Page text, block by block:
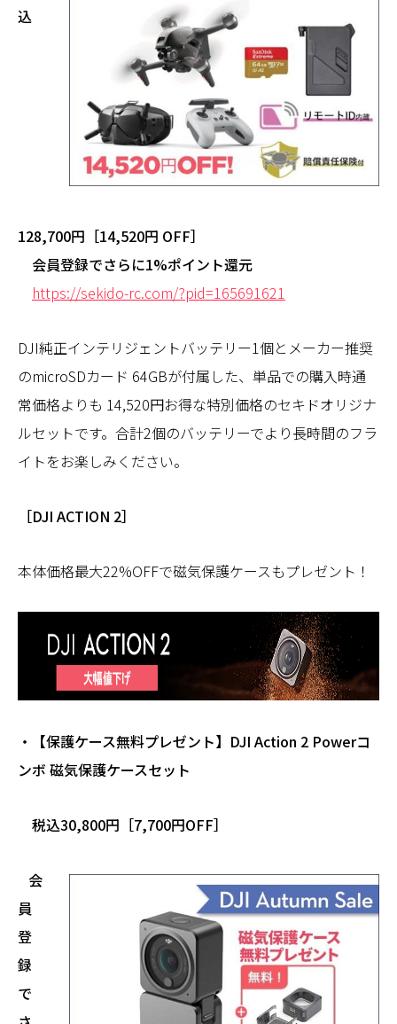
込
128,700円［14,520円 OFF］
会員登録でさらに1%ポイント還元
https://sekido-rc.com/?pid=165691621
DJI純正インテリジェントバッテリー1個とメーカー推奨
のmicroSDカード 64GBが付属した、単品での購入時通
常価格よりも 14,520円お得な特別価格のセキドオリジナ
ルセットです。合計2個のバッテリーでより長時間のフラ
イトをお楽しみください。
［DJI ACTION 2］
本体価格最大22%OFFで磁気保護ケースもプレゼント！
・【保護ケース無料プレゼント】DJI Action 2 Powerコ
ンボ 磁気保護ケースセット
税込30,800円［7,700円OFF］
会
員
登
録
で